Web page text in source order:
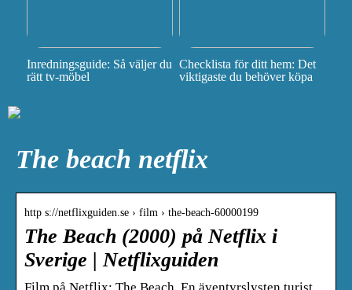
Inredningsguide: Så väljer du
rätt tv-möbel
Checklista för ditt hem: Det
viktigaste du behöver köpa
The beach netflix
http s://netflixguiden.se › film › the-beach-60000199
The Beach (2000) på Netflix i
Sverige | Netflixguiden
Film på Netflix: The Beach. En äventyrslysten turist